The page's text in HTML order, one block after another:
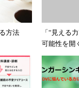
方法
「“見える
可能性を開